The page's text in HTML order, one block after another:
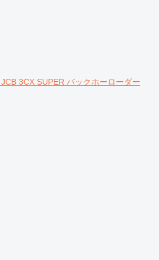
JCB 3CX SUPER バックホーローダー